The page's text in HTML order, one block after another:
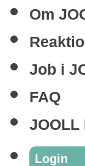
Om
Job i
FAQ
JOOLL
Login